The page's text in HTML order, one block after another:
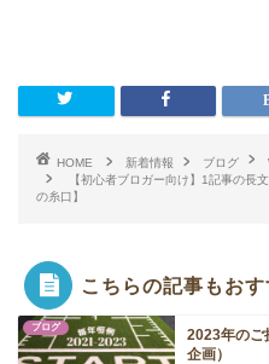
HOME 新着情報 ブログ
【初心者ブロガー向け】1記事の長
の糸口】
こちらの記事もおす
ブログ
2023年のご
企画）